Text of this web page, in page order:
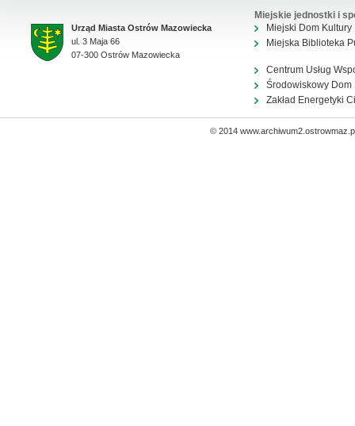
Urząd Miasta Ostrów Mazowiecka
ul. 3 Maja 66
07-300 Ostrów Mazowiecka
Miejskie jednostki i
Miejski Dom Kultury
Miejska Biblioteka
Centrum Usług
Środowiskowy Dom
Zakład Energetyki
© 2014